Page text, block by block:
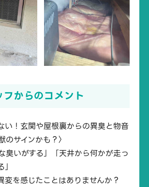
フからのコメント
い！玄関や屋根裏からの異臭と物音
サインかも？〉
臭いがする」「天井から何かが走っ
変を感じたことはありませんか？